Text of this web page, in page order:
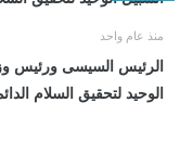
منذ عام واحد
الرئيس السيسى ورئيس
الوحيد لتحقيق السلام